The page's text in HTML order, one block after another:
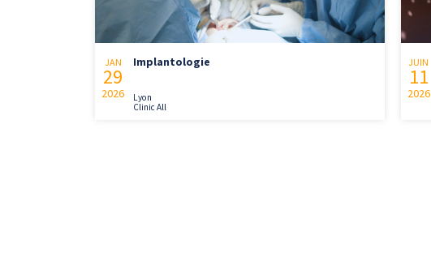
JAN
29
2026
Implantologie
Lyon
Clinic All
JUIN
11
2026